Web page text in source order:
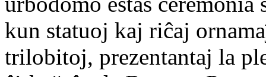
kun statuoj kaj riĉaj
trilobitoj, prezentantaj la